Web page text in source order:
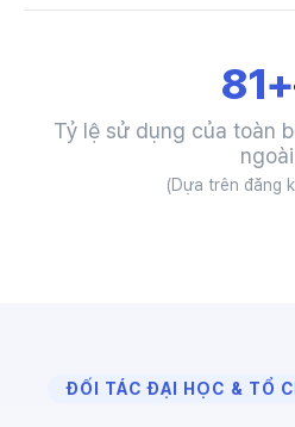
81+
Tỷ lệ sử dụng của toàn
ngoài
(Dựa trên đăng
ĐỐI TÁC ĐẠI HỌC & TỔ